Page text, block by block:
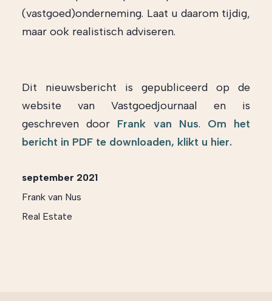
(vastgoed)onderneming. Laat u daarom tijdig,
maar ook realistisch adviseren.
Dit nieuwsbericht is gepubliceerd op de
website van Vastgoedjournaal en is
geschreven door Frank van Nus. Om het
bericht in PDF te downloaden, klikt u hier.
september 2021
Frank van Nus
Real Estate